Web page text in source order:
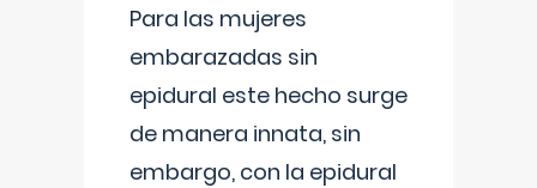
Para las mujeres
embarazadas sin
epidural este hecho surge
de manera innata, sin
embargo, con la epidural